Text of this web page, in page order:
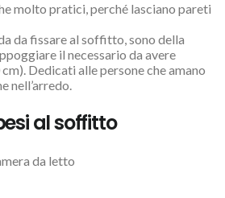
molto pratici, perché lasciano pareti
da fissare al soffitto, sono della
il necessario da avere
Dedicati alle persone che amano
nell’arredo.
al soffitto